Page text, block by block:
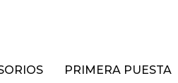
PRIMERA PUESTA